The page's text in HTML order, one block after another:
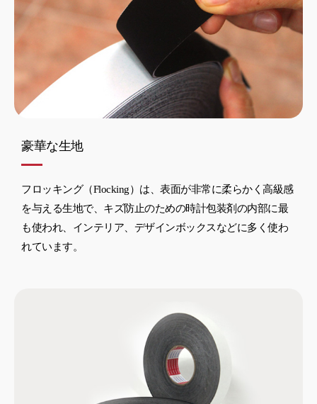
豪華な生地
フロッキング（Flocking）は、表面が非常に柔らかく高級感
を与える生地で、キズ防止のための時計包装剤の内部に最
も使われ、インテリア、デザインボックスなどに多く使わ
れています。